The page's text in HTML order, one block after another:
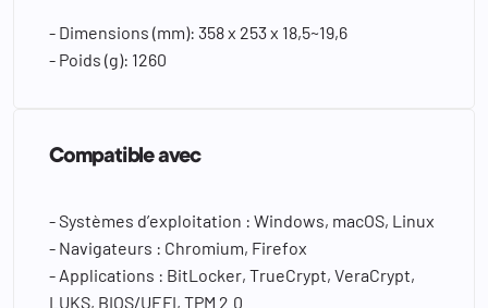
- Dimensions (mm): 358 x 253 x 18,5~19,6
- Poids (g): 1260
Compatible avec
- Systèmes d’exploitation : Windows, macOS, Linux
- Navigateurs : Chromium, Firefox
- Applications : BitLocker, TrueCrypt, VeraCrypt,
LUKS, BIOS/UEFI, TPM 2.0